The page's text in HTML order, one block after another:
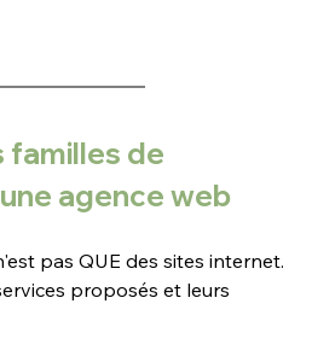
familles de
agence web
pas QUE des sites internet.
proposés et leurs